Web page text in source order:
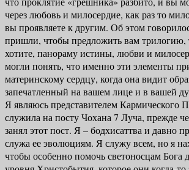
через любовь и милосердие, как раз то
вы проявляете к другим. Об этом
пришли, чтобы предложить вам трилогию,
хотите, панораму истины, любви и
могли понять, что именно эти элементы
материнскому сердцу, когда она видит
запечатленный на вашем лице и в вашей
Я являюсь представителем Кармического
служила на посту Чохана 7 Луча, прежде
занял этот пост. Я – бодхисаттва и давно
служа ее эволюциям. Я служу всем, но я
чтобы особенно помочь светоносцам Бога